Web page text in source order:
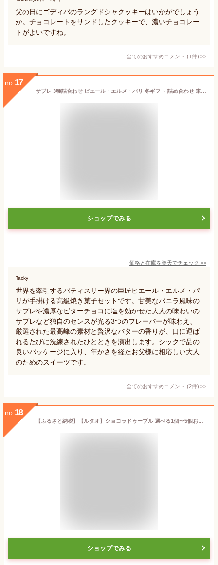
父の日にゴディバのラングドシャクッキーはいかがでしょう
か。チョコレートをサンドしたクッキーで、濃いチョコレー
トがよいですね。
全てのおすすめコメント (1件) >
no. 17
サブレ 3種詰合わせ ピエール・エルメ・パリ 冬ギフト 詰め合わせ 東京 お土産 お歳暮 御中元 お返し 誕生日 父の日 母の日 プレゼント お取り寄せ スイーツ バレンタインデー ホワイトデー お菓子 手ぶら旅行 帰省みやげ
ショップでみる
価格と在庫を楽天でチェック >>
Tacky
世界を牽引するパティスリー界の巨匠ピエール・エルメ・パ
リが手掛ける高級焼き菓子セットです。甘美なバニラ風味の
サブレや濃厚なビターチョコに塩を効かせた大人の味わいの
サブレなど独自のセンスが光る3つのフレーバーが味わえ、
厳選された最高峰の素材と贅沢なバターの香りが、口に運ば
れるたびに洗練されたひとときを演出します。シックで品の
良いパッケージに入り、年かさを経たお父様に相応しい大人
のためのスイーツです。
全てのおすすめコメント (2件) >
no. 18
【ふるさと納税】【ルタオ】ショコラドゥーブル 選べる1個〜5個お菓子 チーズケーキ ルタオ ドゥーブルフロマージュ スイーツ TV メディア 北海道ふるさと納税 千歳市 ふるさと納税 北海道 千歳市 プレゼント チョコレート カカオ バレンタイン ギフト
ショップでみる